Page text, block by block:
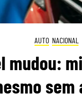
AUTO NACIONAL
mudou: